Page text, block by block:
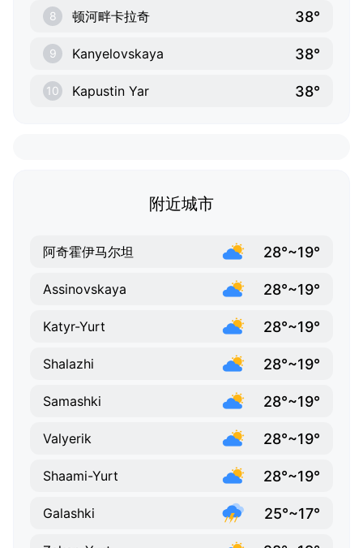
8 顿河畔卡拉奇 38°
9 Kanyelovskaya 38°
10 Kapustin Yar 38°
附近城市
阿奇霍伊马尔坦 28°~19°
Assinovskaya 28°~19°
Katyr-Yurt 28°~19°
Shalazhi 28°~19°
Samashki 28°~19°
Valyerik 28°~19°
Shaami-Yurt 28°~19°
Galashki 25°~17°